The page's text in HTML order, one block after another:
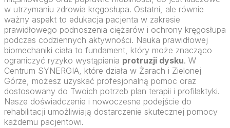
w utrzymaniu zdrowia kręgosłupa. Ostatni, ale równie
ważny aspekt to edukacja pacjenta w zakresie
prawidłowego podnoszenia ciężarów i ochrony kręgosłupa
podczas codziennych aktywności. Nauka prawidłowej
biomechaniki ciała to fundament, który może znacząco
ograniczyć ryzyko wystąpienia protruzji dysku. W
Centrum SYNERGIA, które działa w Żarach i Zielonej
Górze, możesz uzyskać profesjonalną pomoc oraz
dostosowany do Twoich potrzeb plan terapii i profilaktyki.
Nasze doświadczenie i nowoczesne podejście do
rehabilitacji umożliwiają dostarczenie skutecznej pomocy
każdemu pacjentowi.